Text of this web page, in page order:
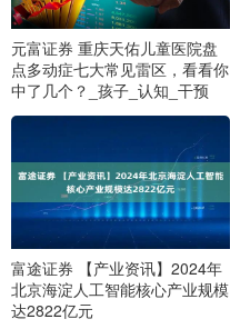
元富证券 重庆天佑儿童医院盘
点多动症七大常见雷区，看看你
中了几个？_孩子_认知_干预
富途证券 【产业资讯】2024年
北京海淀人工智能核心产业规模
达2822亿元